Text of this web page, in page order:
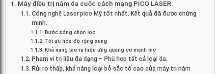
Máy điều trị nám da cuộc cách mạng PICO LASER.
Công nghệ Laser pico Mỹ tốt nhất. Kết quả đã được chứng
minh.
Bước sóng chọn lọc
Tối ưu hóa độ rộng xung
Khả năng tạo ra hiệu ứng quang cơ mạnh mẽ
Phạm vi trị liệu đa dạng – Phù hợp tất cả loại da.
Rủi ro thấp, khả năng loại bỏ sắc tố cao của máy trị nám